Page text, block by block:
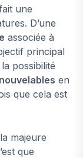
une
D’une
associée à
principal
possibilité
en
que cela est
majeure
que